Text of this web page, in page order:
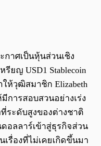
กาศเป็นหุ้นส่วนเชิง
ยญ USD1 Stablecoin
ห้วุฒิสมาชิก Elizabeth
การสอบสวนอย่างเร่ง
ระดับสูงของต่างชาติ
อลลาร์เข้าสู่ธุรกิจส่วน
รื่องที่ไม่เคยเกิดขึ้นมา